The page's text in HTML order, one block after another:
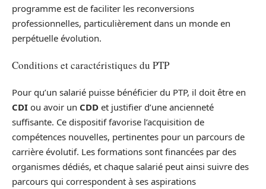
programme est de faciliter les reconversions
professionnelles, particulièrement dans un monde en
perpétuelle évolution.
Conditions et caractéristiques du PTP
Pour qu’un salarié puisse bénéficier du PTP, il doit être en
CDI ou avoir un CDD et justifier d’une ancienneté
suffisante. Ce dispositif favorise l’acquisition de
compétences nouvelles, pertinentes pour un parcours de
carrière évolutif. Les formations sont financées par des
organismes dédiés, et chaque salarié peut ainsi suivre des
parcours qui correspondent à ses aspirations